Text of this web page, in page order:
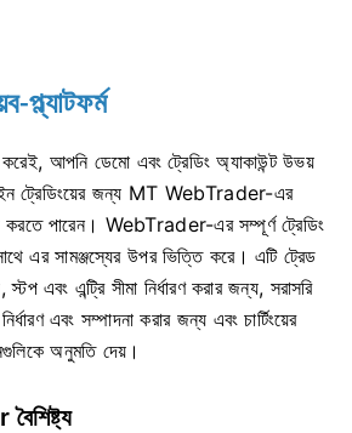
প্ল্যাটফর্ম
আপনি ডেমো এবং ট্রেডিং অ্যাকাউন্ট উভয়
ট্রেডিংয়ের জন্য MT WebTrader-এর
করতে পারেন। WebTrader-এর সম্পূর্ণ ট্রেডিং
সাথে এর সামঞ্জস্যের উপর ভিত্তি করে। এটি ট্রেড
এবং এন্ট্রি সীমা নির্ধারণ করার জন্য, সরাসরি
এবং সম্পাদনা করার জন্য এবং চার্টিংয়ের
অনুমতি দেয়।